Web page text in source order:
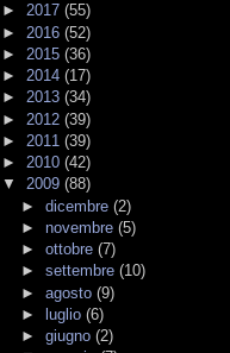
► 2017 (55)
► 2016 (52)
► 2015 (36)
► 2014 (17)
► 2013 (34)
► 2012 (39)
► 2011 (39)
► 2010 (42)
▼ 2009 (88)
► dicembre (2)
► novembre (5)
► ottobre (7)
► settembre (10)
► agosto (9)
►
luglio (6)
► giugno (2)